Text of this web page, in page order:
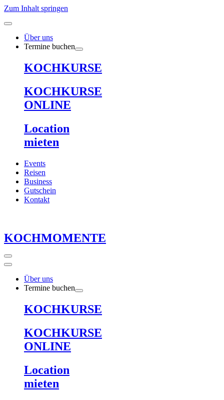
Zum Inhalt springen
Über uns
Termine buchen
KOCHKURSE
KOCHKURSE
ONLINE
Location
mieten
Events
Reisen
Business
Gutschein
Kontakt
KOCHMOMENTE
Über uns
Termine buchen
KOCHKURSE
KOCHKURSE
ONLINE
Location
mieten